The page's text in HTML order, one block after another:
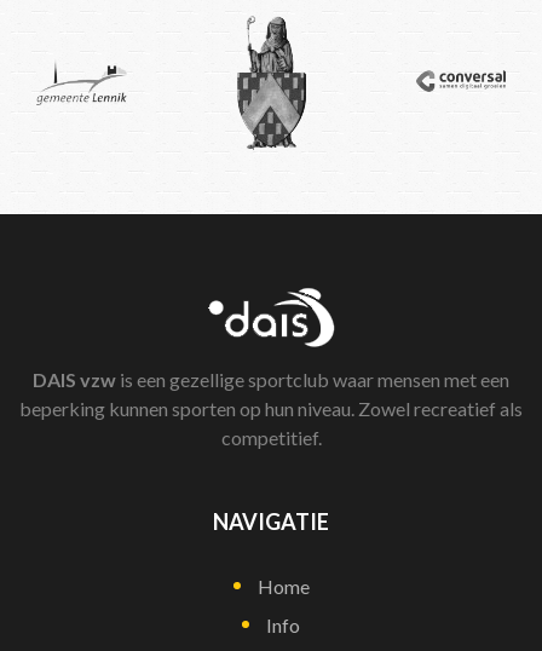
DAIS vzw is een gezellige sportclub waar mensen met een
beperking kunnen sporten op hun niveau. Zowel recreatief als
competitief.
NAVIGATIE
Home
Info